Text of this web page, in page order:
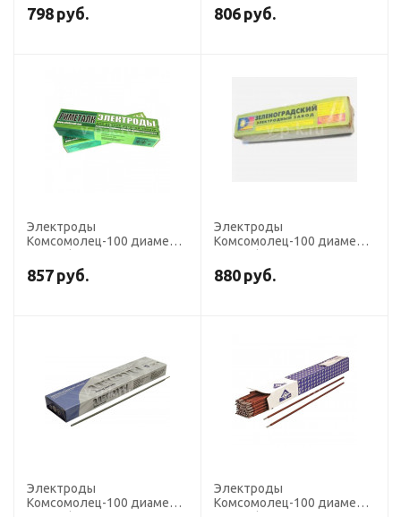
для сварки CU) (пачка 3 кг,
Ротекс)
798 руб.
для сварки CU) (пачка 3 кг,
Ротекс)
806 руб.
Электроды
Комсомолец-100 диаметр
для сварки CU) (пачка 5 кг,
Риметалк)
857 руб.
Электроды
Комсомолец-100 диаметр
для сварки CU) (пачка 5 кг,
ЗЭЛЗ (Зеленоград))
880 руб.
Электроды
Комсомолец-100 диаметр
Электроды
Комсомолец-100 диаметр